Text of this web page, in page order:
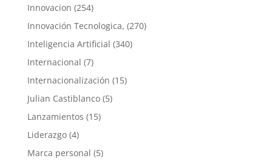
Innovacion (254)
Innovación Tecnologica, (270)
Inteligencia Artificial (340)
Internacional (7)
Internacionalización (15)
Julian Castiblanco(5)
Lanzamientos (15)
Liderazgo(4)
Marca personal (5)